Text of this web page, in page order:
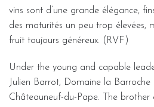
vins sont d’une grande élégance,
des maturités un peu trop élevées,
fruit toujours généreux. (RVF)
Under the young and capable
Julien Barrot, Domaine la
Châteauneuf-du-Pape. The brother